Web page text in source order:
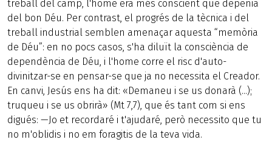
treball del camp, l'home era més conscient que depenia
del bon Déu. Per contrast, el progrés de la tècnica i del
treball industrial semblen amenaçar aquesta “memòria
de Déu”: en no pocs casos, s'ha diluït la consciència de
dependència de Déu, i l'home corre el risc d'auto-
divinitzar-se en pensar-se que ja no necessita el Creador.
En canvi, Jesús ens ha dit: «Demaneu i se us donarà (...);
truqueu i se us obrirà» (Mt 7,7), que és tant com si ens
digués: —Jo et recordaré i t'ajudaré, però necessito que tu
no m'oblidis i no em foragitis de la teva vida.